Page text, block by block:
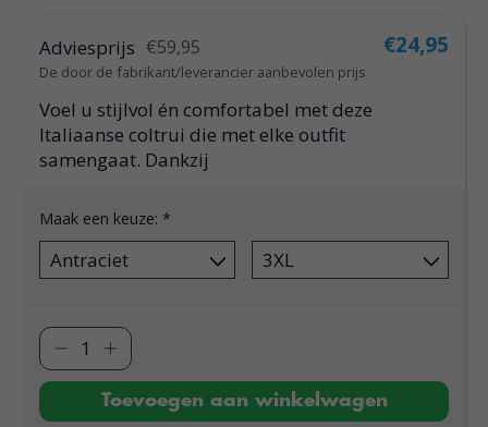
Adviesprijs €59,95
De door de fabrikant/leverancier aanbevolen prijs
€24,95
Voel u stijlvol én comfortabel met deze
Italiaanse coltrui die met elke outfit
samengaat. Dankzij
Maak een keuze:*
Toevoegen aan winkelwagen